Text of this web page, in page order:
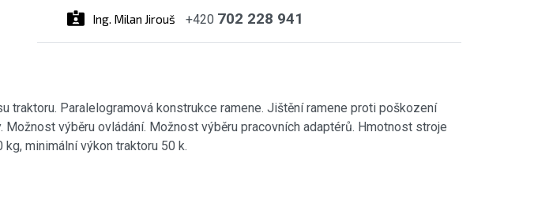
Ing. Milan Jirouš +420 702 228 941
traktoru. Paralelogramová konstrukce ramene. Jištění ramene proti poškození
Možnost výběru ovládání. Možnost výběru pracovních adaptérů. Hmotnost stroje
kg, minimální výkon traktoru 50 k.